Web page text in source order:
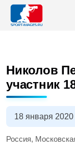
Николов
участник
18 января 2020
Россия,